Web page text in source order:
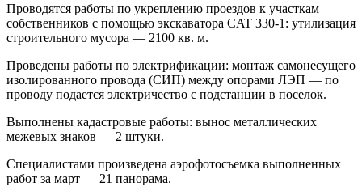
Проводятся работы по укреплению проездов к участкам
собственников с помощью экскаватора CAT 330-1: утилизация
строительного мусора — 2100 кв. м.
Проведены работы по электрификации: монтаж самонесущего
изолированного провода (СИП) между опорами ЛЭП — по
проводу подается электричество с подстанции в поселок.
Выполнены кадастровые работы: вынос металлических
межевых знаков — 2 штуки.
Специалистами произведена аэрофотосъемка выполненных
работ за март — 21 панорама.